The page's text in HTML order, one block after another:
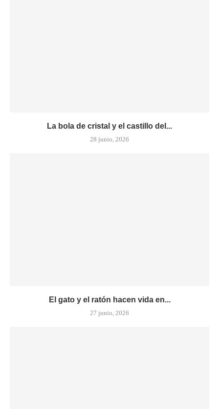
La bola de cristal y el castillo del...
28 junio, 2026
El gato y el ratón hacen vida en...
27 junio, 2026